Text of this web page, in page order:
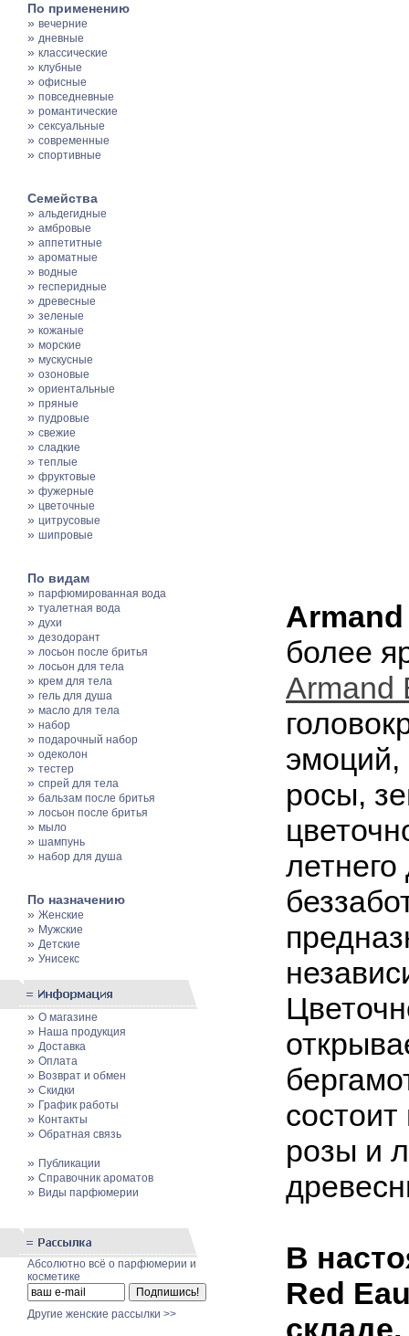
По применению
» вечерние
» дневные
» классические
» клубные
» офисные
» повседневные
» романтические
» сексуальные
» современные
» спортивные
Семейства
» альдегидные
» амбровые
» аппетитные
» ароматные
» водные
» гесперидные
» древесные
» зеленые
» кожаные
» морские
» мускусные
» озоновые
» ориентальные
» пряные
» пудровые
» свежие
» сладкие
» теплые
» фруктовые
» фужерные
» цветочные
» цитрусовые
» шипровые
По видам
» парфюмированная вода
» туалетная вода
» духи
» дезодорант
» лосьон после бритья
» лосьон для тела
» крем для тела
» гель для душа
» масло для тела
» набор
» подарочный набор
» одеколон
» тестер
» спрей для тела
» бальзам после бритья
» лосьон после бритья
» мыло
» шампунь
» набор для душа
По назначению
» Женские
» Мужские
» Детские
» Унисекс
» О магазине
» Наша продукция
» Доставка
» Оплата
» Возврат и обмен
» Скидки
» График работы
» Контакты
» Обратная связь
» Публикации
» Cправочник ароматов
» Виды парфюмерии
Абсолютно всё о парфюмерии и
косметике
Другие женские рассылки >>
более
Armand
эмоций,
росы,
розы и
В
Red
складе.